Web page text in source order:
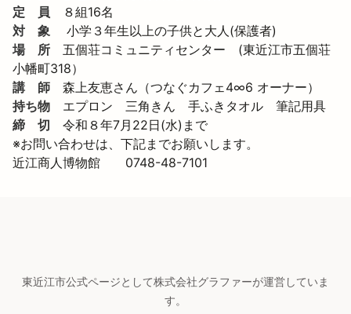
定　員 ８組16名
対　象 小学３年生以上の子供と大人(保護者)
場　所 五個荘コミュニティセンター　(東近江市五個荘
小幡町318）
講　師 森上友恵さん（つなぐカフェ4∞6 オーナー）
持ち物 エプロン　三角きん　手ふきタオル　筆記用具
締　切 令和８年7月22日(水)まで
※お問い合わせは、下記までお願いします。
近江商人博物館　　0748-48-7101
東近江市公式ページとして株式会社グラファーが運営していま
す。